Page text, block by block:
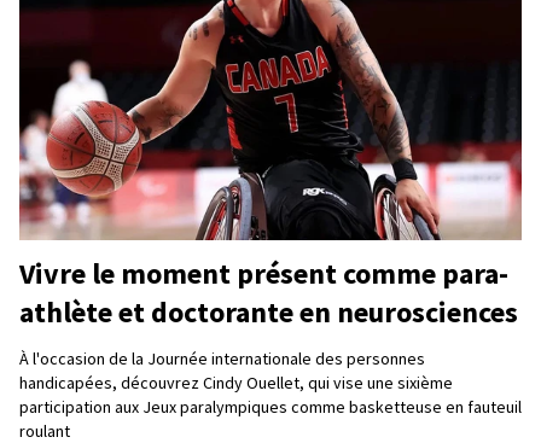
Vivre le moment présent comme para-
athlète et doctorante en neurosciences
À l'occasion de la Journée internationale des personnes
handicapées, découvrez Cindy Ouellet, qui vise une sixième
participation aux Jeux paralympiques comme basketteuse en fauteuil
roulant